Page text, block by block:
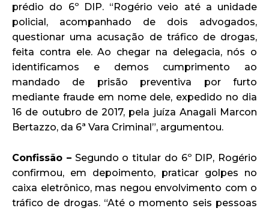
prédio do 6º DIP. “Rogério veio até a unidade
policial, acompanhado de dois advogados,
questionar uma acusação de tráfico de drogas,
feita contra ele. Ao chegar na delegacia, nós o
identificamos e demos cumprimento ao
mandado de prisão preventiva por furto
mediante fraude em nome dele, expedido no dia
16 de outubro de 2017, pela juíza Anagali Marcon
Bertazzo, da 6ª Vara Criminal”, argumentou.
Confissão –Segundo o titular do 6º DIP, Rogério
confirmou, em depoimento, praticar golpes no
caixa eletrônico, mas negou envolvimento com o
tráfico de drogas. “Até o momento seis pessoas